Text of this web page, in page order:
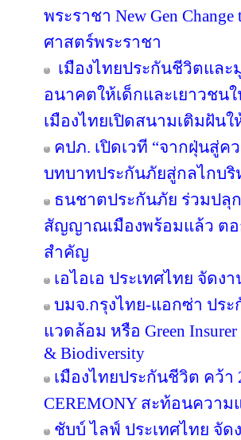
พระราชา New Gen
ศาสตร์พระราชา
เมืองไทยประกันชีวิตและ
อนาคตให้เด็กและเยาวชนใ
เมืองไทยเปิดสนามเติมฝันใ
คปภ. เปิดเวที “จากฝุ่นสู่ค
บทบาทประกันภัยสู่กลไกบริ
ธนชาตประกันภัย ร่วมปลุ
สัญญาณเมืองพร้อมแล้ว ตอ
สำคัญ
เอไอเอ ประเทศไทย จัดง
บมจ.กรุงไทย-แอกซ่า ปร
แวดล้อม หรือ Green
& Biodiversity
เมืองไทยประกันชีวิต คว้า
CEREMONY สะท้อนควา
ชับบ์ ไลฟ์ ประเทศไทย จัด